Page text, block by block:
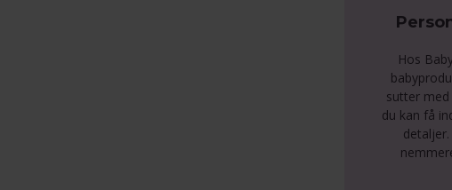
Hos
sutter
du kan få